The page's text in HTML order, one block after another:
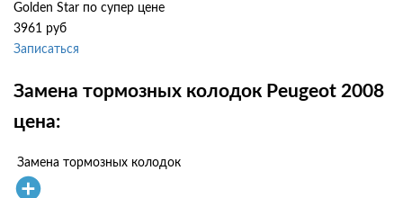
Golden Star по супер цене
3961 руб
Записаться
Замена тормозных колодок Peugeot 2008
цена:
Замена тормозных колодок